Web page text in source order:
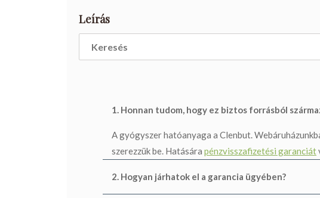
Leírás
1. Honnan tudom, hogy ez biztos forrásból
A gyógyszer hatóanyaga a Clenbut.
szerezzük be. Hatására pénzvisszafizetési garanciát
2. Hogyan járhatok el a garancia ügyében?